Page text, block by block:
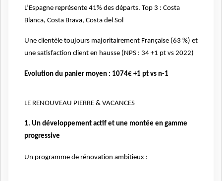
L’Espagne représente 41% des départs. Top 3 : Costa
Blanca, Costa Brava, Costa del Sol
Une clientèle toujours majoritairement Française (63 %) et
une satisfaction client en hausse (NPS : 34 +1 pt vs 2022)
Evolution du panier moyen : 1074€ +1 pt vs n-1
LE RENOUVEAU PIERRE & VACANCES
1. Un développement actif et une montée en gamme
progressive
Un programme de rénovation ambitieux :